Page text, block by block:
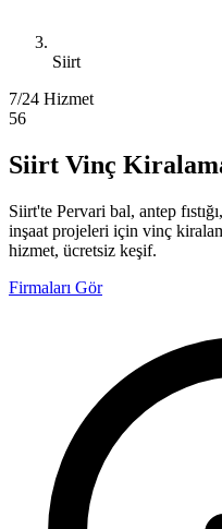
Siirt
7/24 Hizmet
56
Siirt Vinç
Siirt'te Pervari bal, antep
inşaat projeleri için vinç
hizmet, ücretsiz keşif.
Firmaları Gör